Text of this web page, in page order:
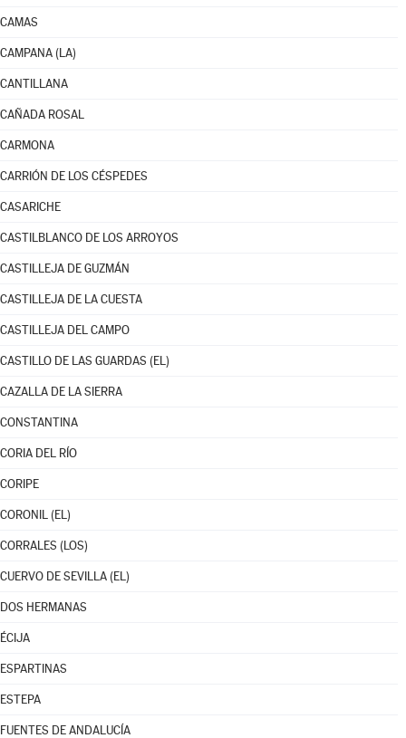
CAMAS
CAMPANA (LA)
CANTILLANA
CAÑADA ROSAL
CARMONA
CARRIÓN DE LOS CÉSPEDES
CASARICHE
CASTILBLANCO DE LOS ARROYOS
CASTILLEJA DE GUZMÁN
CASTILLEJA DE LA CUESTA
CASTILLEJA DEL CAMPO
CASTILLO DE LAS GUARDAS (EL)
CAZALLA DE LA SIERRA
CONSTANTINA
CORIA DEL RÍO
CORIPE
CORONIL (EL)
CORRALES (LOS)
CUERVO DE SEVILLA (EL)
DOS HERMANAS
ÉCIJA
ESPARTINAS
ESTEPA
FUENTES DE ANDALUCÍA